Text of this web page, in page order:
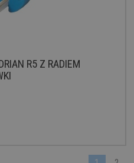
R5 Z RADIEM